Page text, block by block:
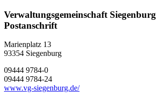
Verwaltungsgemeinschaft Siegenburg
Postanschrift
Marienplatz 13
93354 Siegenburg
09444 9784-0
09444 9784-24
www.vg-siegenburg.de/